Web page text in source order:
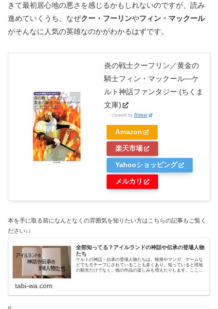
きて最初居心地の悪さを感じるかもしれないのですが、読み
進めていくうち、なぜクー・フーリンやフィン・マックール
がそんなに人気の英雄なのかがわかるはずです。
炎の戦士クーフリン／黄金の
騎士フィン・マックール―ケ
ルト神話ファンタジー (ちくま
文庫)
created by Rinker
Amazon
楽天市場
Yahooショッピング
メルカリ
本を手に取る前になんとなくの雰囲気を知りたい方はこちらの記事もご覧く
ださい↓↓
全部知ってる？アイルランドの神話や伝承の登場人物
たち
ケルトの神話・伝承の登場人物たちは、映画やマンガ、ゲームな
どでもモチーフにされていることも多くあり、知っていると現地
の観光だけでなく、他の作品の楽しみも増えたりします。ここで
tabi-wa.com